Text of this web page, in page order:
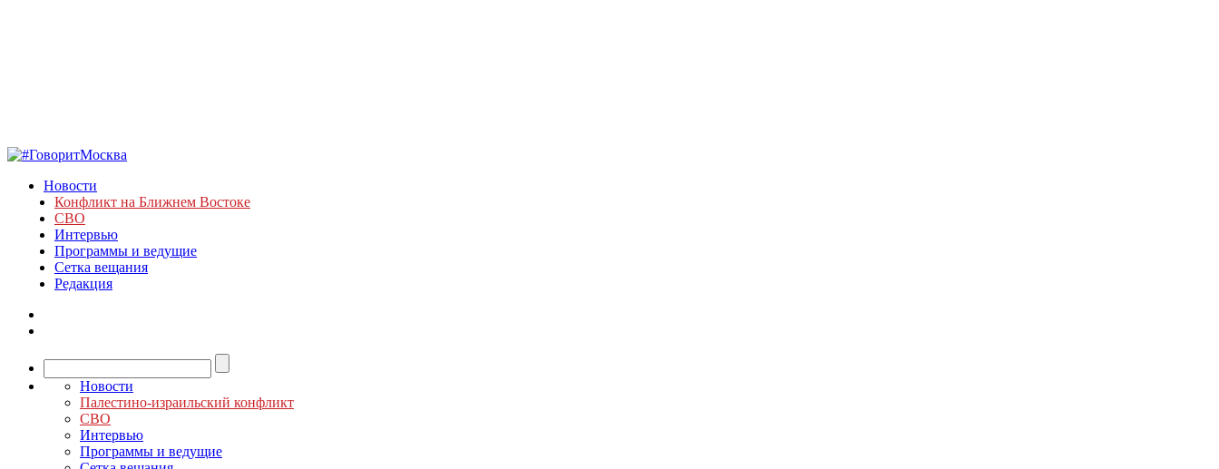
Новости
Конфликт на Ближнем Востоке
СВО
Интервью
Программы и ведущие
Сетка вещания
Редакция
Новости
Палестино-израильский конфликт
СВО
Интервью
Программы и ведущие